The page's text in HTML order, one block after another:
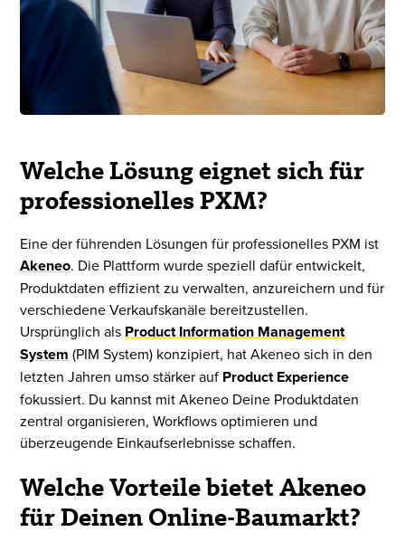
Welche Lösung eignet sich für
professionelles PXM?
Eine der führenden Lösungen für professionelles PXM ist
Akeneo. Die Plattform wurde speziell dafür entwickelt,
Produktdaten effizient zu verwalten, anzureichern und für
verschiedene Verkaufskanäle bereitzustellen.
Ursprünglich als Product Information Management
System (PIM System) konzipiert, hat Akeneo sich in den
letzten Jahren umso stärker auf Product Experience
fokussiert. Du kannst mit Akeneo Deine Produktdaten
zentral organisieren, Workflows optimieren und
überzeugende Einkaufserlebnisse schaffen.
Welche Vorteile bietet Akeneo
für Deinen Online-Baumarkt?